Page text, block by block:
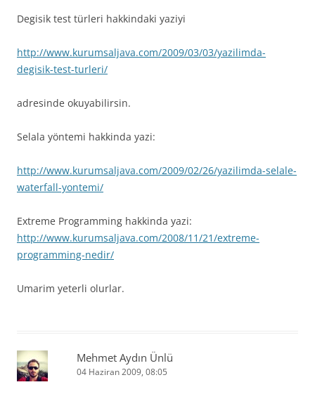
Degisik test türleri hakkindaki yaziyi
http://www.kurumsaljava.com/2009/03/03/yazilimda-
degisik-test-turleri/
adresinde okuyabilirsin.
Selala yöntemi hakkinda yazi:
http://www.kurumsaljava.com/2009/02/26/yazilimda-selale-
waterfall-yontemi/
Extreme Programming hakkinda yazi:
http://www.kurumsaljava.com/2008/11/21/extreme-
programming-nedir/
Umarim yeterli olurlar.
Mehmet Aydın Ünlü
04 Haziran 2009, 08:05